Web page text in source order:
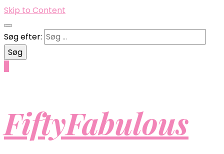
Skip to Content
Søg efter:
FiftyFabulous